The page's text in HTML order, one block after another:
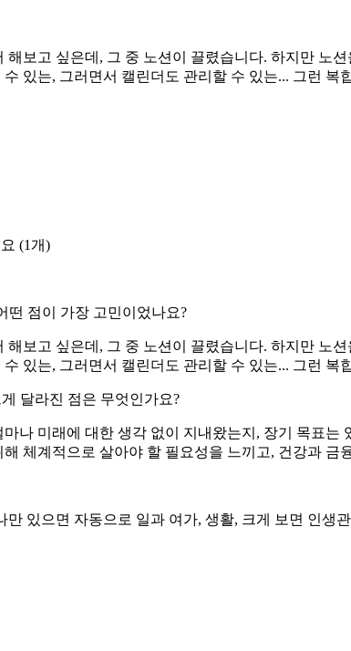
해보고 싶은데, 그 중 노션이 끌렸습니다. 하지만 노
있는, 그러면서 캘린더도 관리할 수 있는... 그런
(1개)
떤 점이 가장 고민이었나요?
해보고 싶은데, 그 중 노션이 끌렸습니다. 하지만 노
있는, 그러면서 캘린더도 관리할 수 있는... 그런
달라진 점은 무엇인가요?
나 미래에 대한 생각 없이 지내왔는지, 장기 목표
체계적으로 살아야 할 필요성을 느끼고, 건강과
만 있으면 자동으로 일과 여가, 생활, 크게 보면 인생